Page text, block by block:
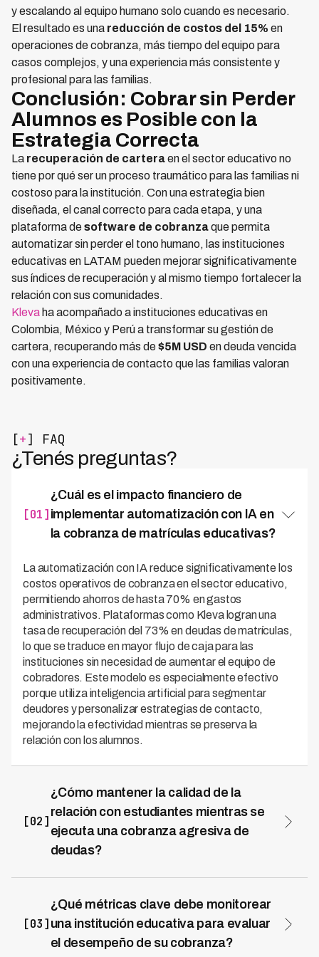
y escalando al equipo humano solo cuando es necesario.
El resultado es una reducción de costos del 15% en
operaciones de cobranza, más tiempo del equipo para
casos complejos, y una experiencia más consistente y
profesional para las familias.
Conclusión: Cobrar sin Perder
Alumnos es Posible con la
Estrategia Correcta
La recuperación de carteraen el sector educativo no
tiene por qué ser un proceso traumático para las familias ni
costoso para la institución. Con una estrategia bien
diseñada, el canal correcto para cada etapa, y una
plataforma desoftware de cobranzaque permita
automatizar sin perder el tono humano, las instituciones
educativas en LATAM pueden mejorar significativamente
sus índices de recuperación y al mismo tiempo fortalecer la
relación con sus comunidades.
Kleva ha acompañado a instituciones educativas en
Colombia, México y Perú a transformar su gestión de
cartera, recuperando más de$5M USD en deuda vencida
con una experiencia de contacto que las familias valoran
positivamente.
[+] FAQ
¿Tenés preguntas?
[01]
¿Cuál es el impacto financiero de
implementar automatización con IA en
la cobranza de matrículas educativas?
La automatización con IA reduce significativamente los
costos operativos de cobranza en el sector educativo,
permitiendo ahorros de hasta 70% en gastos
administrativos. Plataformas como Kleva logran una
tasa de recuperación del 73% en deudas de matrículas,
lo que se traduce en mayor flujo de caja para las
instituciones sin necesidad de aumentar el equipo de
cobradores. Este modelo es especialmente efectivo
porque utiliza inteligencia artificial para segmentar
deudores y personalizar estrategias de contacto,
mejorando la efectividad mientras se preserva la
relación con los alumnos.
[02]
¿Cómo mantener la calidad de la
relación con estudiantes mientras se
ejecuta una cobranza agresiva de
deudas?
comunicación empática. Los sistemas de IA analizan el
canal de contacto, evitando prácticas invasivas que
deterioren la experiencia del alumno. Kleva opera en 7
[03]
¿Qué métricas clave debe monitorear
una institución educativa para evaluar
el desempeño de su cobranza?